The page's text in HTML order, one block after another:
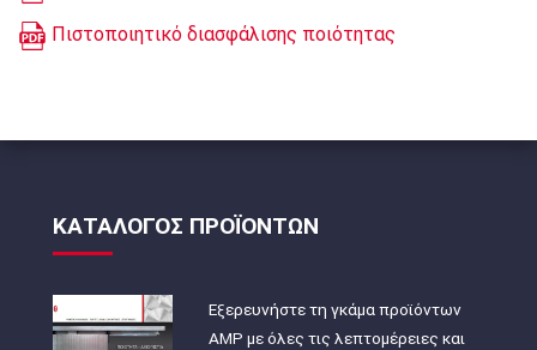
Πιστοποιητικό διασφάλισης ποιότητας
ΚΑΤΑΛΟΓΟΣ ΠΡΟΪΟΝΤΩΝ
Εξερευνήστε τη γκάμα προϊόντων
AMP με όλες τις λεπτομέρειες και